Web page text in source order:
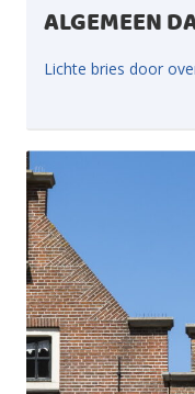
ALGEMEEN
Lichte bries door